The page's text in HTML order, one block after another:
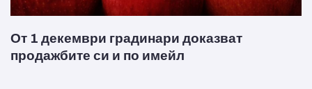
От 1 декември градинари доказват
продажбите си и по имейл